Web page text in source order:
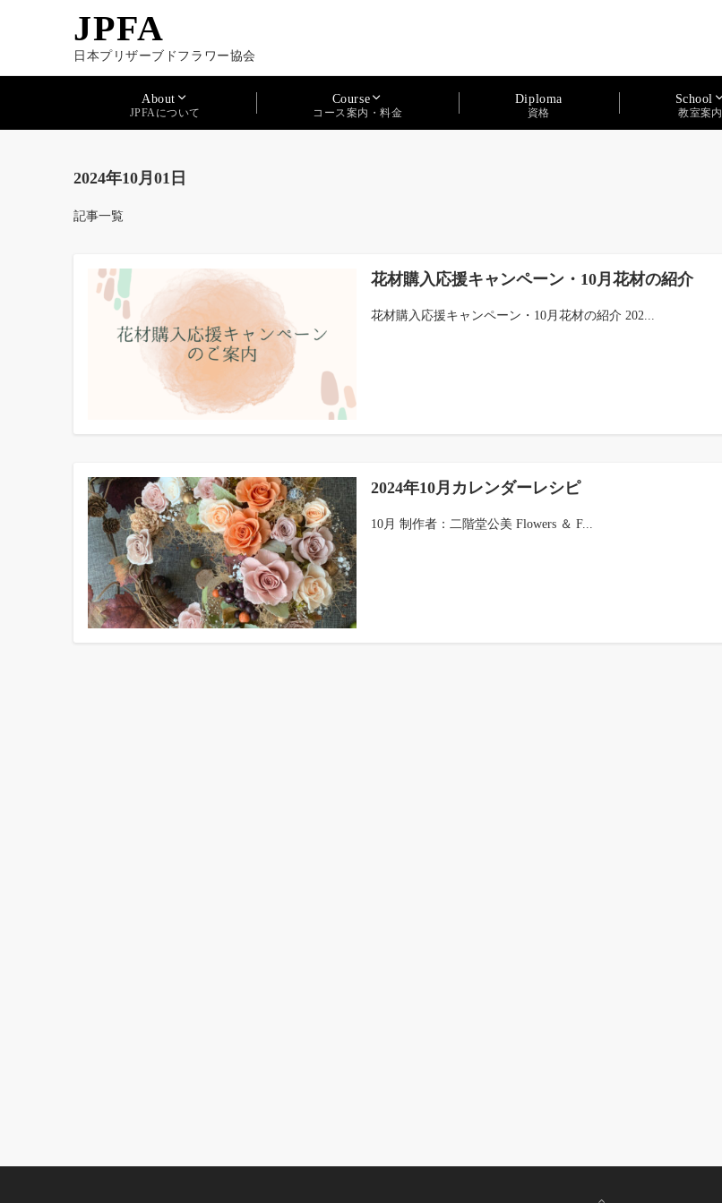
JPFA
日本プリザーブドフラワー協会
About
JPFAについて
Course
コース案内・料金
Diploma
資格
School
教室案内
2024年10月01日
記事一覧
花材購入応援キャンペーン・10月花材の紹介
花材購入応援キャンペーン・10月花材の紹介 202...
2024年10月カレンダーレシピ
10月 制作者：二階堂公美 Flowers ＆ F...